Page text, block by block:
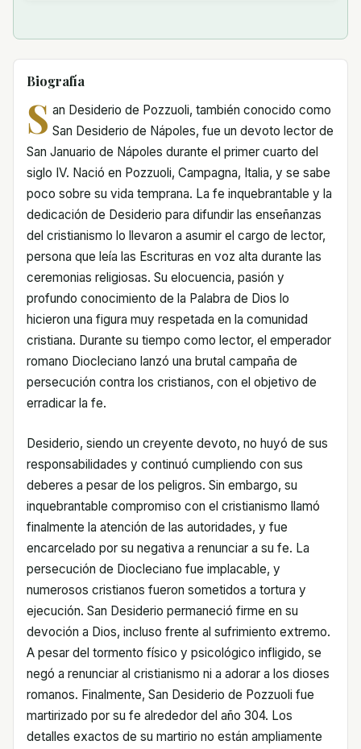
Biografía
S an Desiderio de Pozzuoli, también conocido como
San Desiderio de Nápoles, fue un devoto lector de
San Januario de Nápoles durante el primer cuarto del
siglo IV. Nació en Pozzuoli, Campagna, Italia, y se sabe
poco sobre su vida temprana. La fe inquebrantable y la
dedicación de Desiderio para difundir las enseñanzas
del cristianismo lo llevaron a asumir el cargo de lector,
persona que leía las Escrituras en voz alta durante las
ceremonias religiosas. Su elocuencia, pasión y
profundo conocimiento de la Palabra de Dios lo
hicieron una figura muy respetada en la comunidad
cristiana. Durante su tiempo como lector, el emperador
romano Diocleciano lanzó una brutal campaña de
persecución contra los cristianos, con el objetivo de
erradicar la fe.
Desiderio, siendo un creyente devoto, no huyó de sus
responsabilidades y continuó cumpliendo con sus
deberes a pesar de los peligros. Sin embargo, su
inquebrantable compromiso con el cristianismo llamó
finalmente la atención de las autoridades, y fue
encarcelado por su negativa a renunciar a su fe. La
persecución de Diocleciano fue implacable, y
numerosos cristianos fueron sometidos a tortura y
ejecución. San Desiderio permaneció firme en su
devoción a Dios, incluso frente al sufrimiento extremo.
A pesar del tormento físico y psicológico infligido, se
negó a renunciar al cristianismo ni a adorar a los dioses
romanos. Finalmente, San Desiderio de Pozzuoli fue
martirizado por su fe alrededor del año 304. Los
detalles exactos de su martirio no están ampliamente